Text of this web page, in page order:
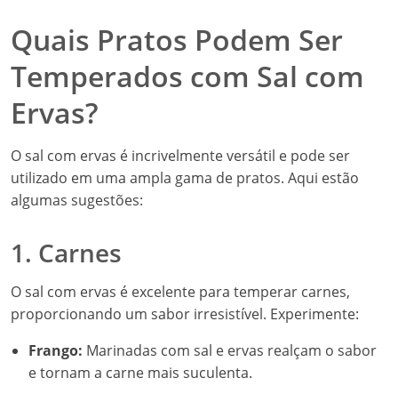
Quais Pratos Podem Ser
Temperados com Sal com
Ervas?
O sal com ervas é incrivelmente versátil e pode ser
utilizado em uma ampla gama de pratos. Aqui estão
algumas sugestões:
1. Carnes
O sal com ervas é excelente para temperar carnes,
proporcionando um sabor irresistível. Experimente:
Frango: Marinadas com sal e ervas realçam o sabor
e tornam a carne mais suculenta.